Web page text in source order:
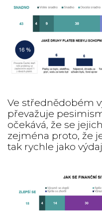
Ve střednědobém
převažuje
očekává, že se
zejména proto, že
tak rychle jako